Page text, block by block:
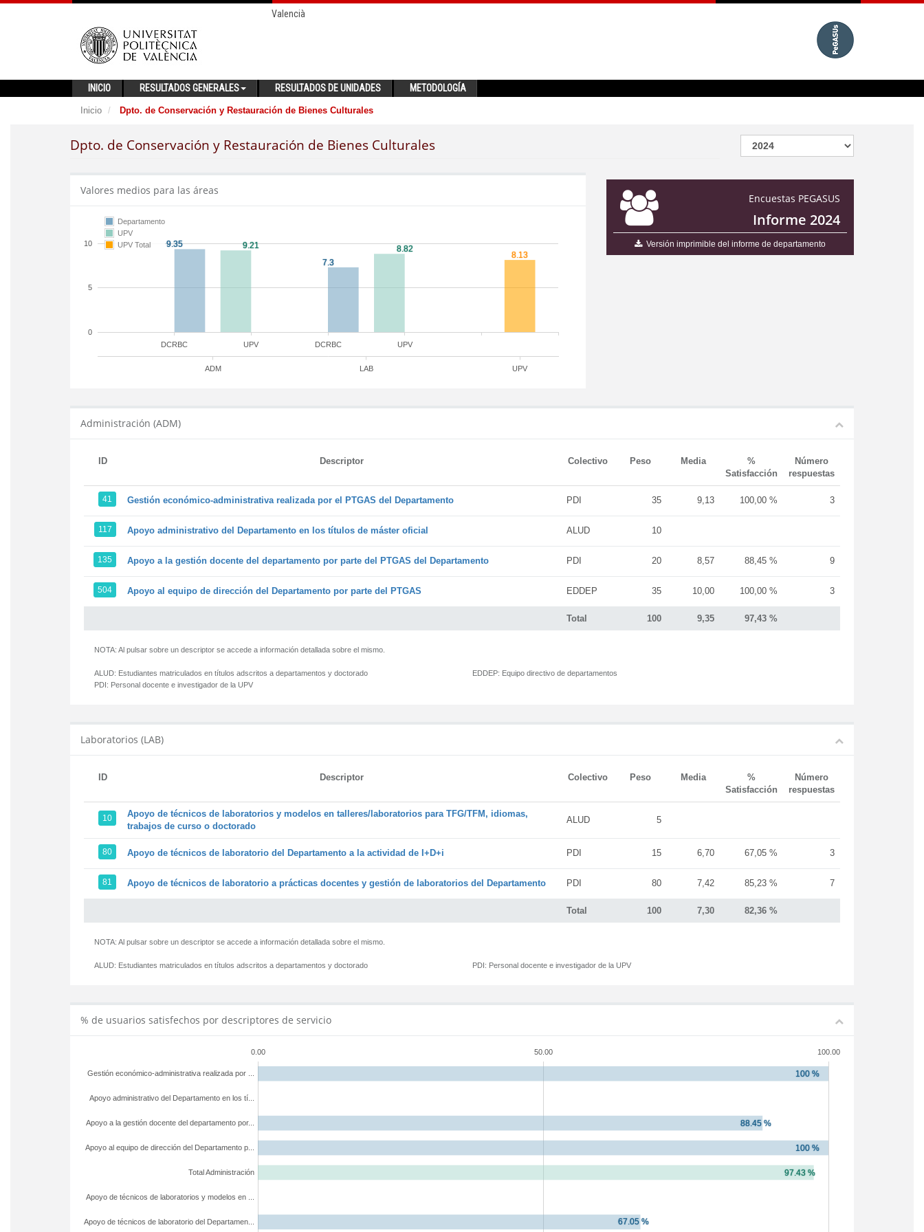
Valencià
INICIO RESULTADOS GENERALES RESULTADOS DE UNIDADES METODOLOGÍA
Inicio Dpto. de Conservación y Restauración de Bienes Culturales
Dpto. de Conservación y Restauración de Bienes Culturales
Encuestas PEGASUS
Informe 2024
Versión imprimible del informe de departamento
Valores medios para las áreas
DCRBC DCRBC
UPV UPV
ADM LAB UPV
0
5
10
Departamento
UPV
UPV Total
Administración (ADM)
ID Descriptor Colectivo Peso Media
%
Satisfacción
Número
respuestas
Total 100 9,35 97,43 %
41 Gestión económico-administrativa realizada por el PTGAS del Departamento PDI 35 9,13 100,00 % 3
117 Apoyo administrativo del Departamento en los títulos de máster oficial ALUD 10
135 Apoyo a la gestión docente del departamento por parte del PTGAS del Departamento PDI 20 8,57 88,45 % 9
504 Apoyo al equipo de dirección del Departamento por parte del PTGAS EDDEP 35 10,00 100,00 % 3
NOTA: Al pulsar sobre un descriptor se accede a información detallada sobre el mismo.
ALUD: Estudiantes matriculados en títulos adscritos a departamentos y doctorado
PDI: Personal docente e investigador de la UPV
EDDEP: Equipo directivo de departamentos
Laboratorios (LAB)
ID Descriptor Colectivo Peso Media
%
Satisfacción
Número
respuestas
Total 100 7,30 82,36 %
10
Apoyo de técnicos de laboratorios y modelos en talleres/laboratorios para TFG/TFM, idiomas,
trabajos de curso o doctorado
ALUD 5
80 Apoyo de técnicos de laboratorio del Departamento a la actividad de I+D+i PDI 15 6,70 67,05 % 3
81 Apoyo de técnicos de laboratorio a prácticas docentes y gestión de laboratorios del Departamento PDI 80 7,42 85,23 % 7
NOTA: Al pulsar sobre un descriptor se accede a información detallada sobre el mismo.
ALUD: Estudiantes matriculados en títulos adscritos a departamentos y doctorado PDI: Personal docente e investigador de la UPV
% de usuarios satisfechos por descriptores de servicio
0.00 50.00 100.00
Apoyo de técnicos de laboratorio del Departamen...
Apoyo de técnicos de laboratorios y modelos en ...
Total Administración
Apoyo al equipo de dirección del Departamento p...
Apoyo a la gestión docente del departamento por...
Apoyo administrativo del Departamento en los tí...
Gestión económico-administrativa realizada por ...